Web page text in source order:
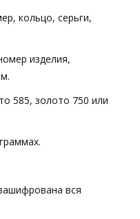
кольцо, серьги,
изделия,
585, золото 750 или
вся